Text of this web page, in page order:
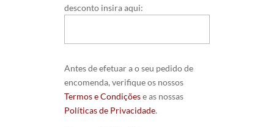
desconto insira aqui:
Antes de efetuar a o seu pedido de
encomenda, verifique os nossos
Termos e Condiçõese as nossas
Políticas de Privacidade.